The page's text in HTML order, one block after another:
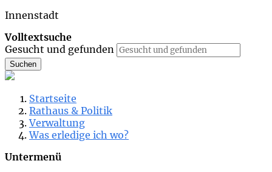
Innenstadt
Volltextsuche
Gesucht und gefunden
Suchen
Startseite
Rathaus & Politik
Verwaltung
Was erledige ich wo?
Untermenü